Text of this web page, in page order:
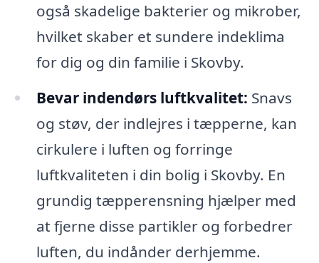
også skadelige bakterier og mikrober,
hvilket skaber et sundere indeklima
for dig og din familie i Skovby.
Bevar indendørs luftkvalitet: Snavs
og støv, der indlejres i tæpperne, kan
cirkulere i luften og forringe
luftkvaliteten i din bolig i Skovby. En
grundig tæpperensning hjælper med
at fjerne disse partikler og forbedrer
luften, du indånder derhjemme.